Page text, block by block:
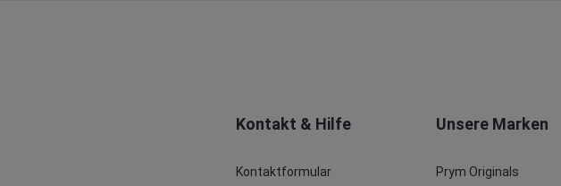
Kontakt & Hilfe
Kontaktformular
Unsere Marken
Prym Originals